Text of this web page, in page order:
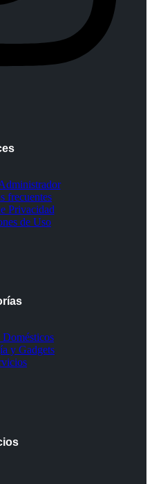
frecuentes
Privacidad
de Uso
Domésticos
y Gadgets